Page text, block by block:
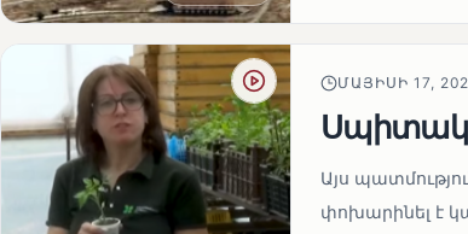
ՄԱՅԻՍԻ 17,
Սպիտակ
Այս
փոխարինել է